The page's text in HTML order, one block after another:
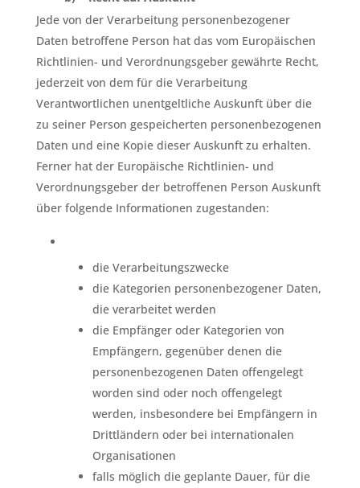
Jede von der Verarbeitung personenbezogener
Daten betroffene Person hat das vom Europäischen
Richtlinien- und Verordnungsgeber gewährte Recht,
jederzeit von dem für die Verarbeitung
Verantwortlichen unentgeltliche Auskunft über die
zu seiner Person gespeicherten personenbezogenen
Daten und eine Kopie dieser Auskunft zu erhalten.
Ferner hat der Europäische Richtlinien- und
Verordnungsgeber der betroffenen Person Auskunft
über folgende Informationen zugestanden:
die Verarbeitungszwecke
die Kategorien personenbezogener Daten,
die verarbeitet werden
die Empfänger oder Kategorien von
Empfängern, gegenüber denen die
personenbezogenen Daten offengelegt
worden sind oder noch offengelegt
werden, insbesondere bei Empfängern in
Drittländern oder bei internationalen
Organisationen
falls möglich die geplante Dauer, für die